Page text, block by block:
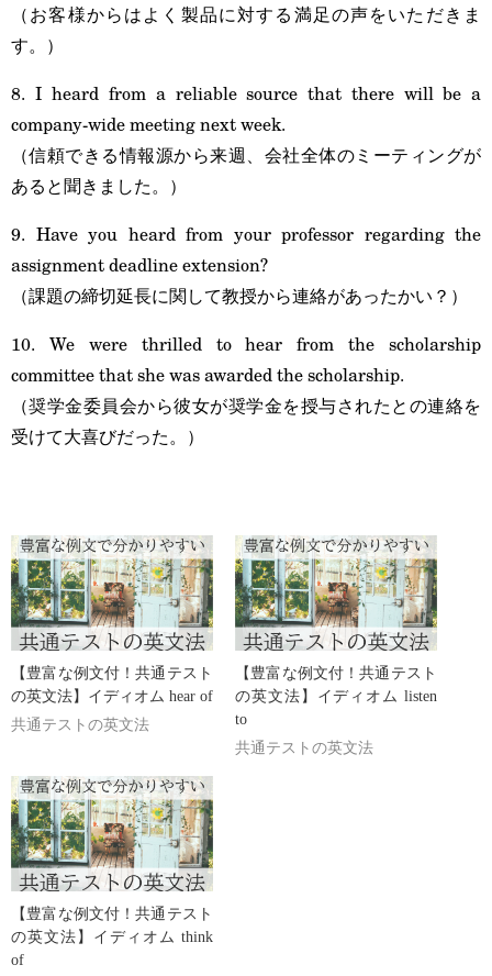
（お客様からはよく製品に対する満足の声をいただきま
す。）
8. I heard from a reliable source that there will be a
company-wide meeting next week.
（信頼できる情報源から来週、会社全体のミーティングが
あると聞きました。）
9. Have you heard from your professor regarding the
assignment deadline extension?
（課題の締切延長に関して教授から連絡があったかい？）
10. We were thrilled to hear from the scholarship
committee that she was awarded the scholarship.
（奨学金委員会から彼女が奨学金を授与されたとの連絡を
受けて大喜びだった。）
【豊富な例文付！共通テスト
の英文法】イディオム hear of
共通テストの英文法
【豊富な例文付！共通テスト
の英文法】イディオム listen
to
共通テストの英文法
【豊富な例文付！共通テスト
の英文法】イディオム think
of